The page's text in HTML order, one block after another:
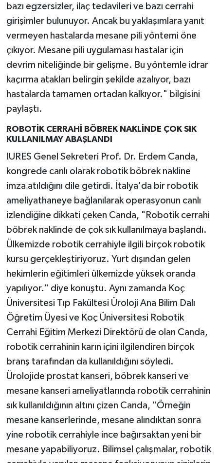
bazı egzersizler, ilaç tedavileri ve bazı cerrahi
girişimler bulunuyor. Ancak bu yaklaşımlara yanıt
vermeyen hastalarda mesane pili yöntemi öne
çıkıyor. Mesane pili uygulaması hastalar için
devrim niteliğinde bir gelişme. Bu yöntemle idrar
kaçırma atakları belirgin şekilde azalıyor, bazı
hastalarda tamamen ortadan kalkıyor." bilgisini
paylaştı.
ROBOTİK CERRAHİ BÖBREK NAKLİNDE ÇOK SIK
KULLANILMAY ABAŞLANDI
IURES Genel Sekreteri Prof. Dr. Erdem Canda,
kongrede canlı olarak robotik böbrek nakline
imza atıldığını dile getirdi. İtalya'da bir robotik
ameliyathaneye bağlanılarak operasyonun canlı
izlendiğine dikkati çeken Canda, "Robotik cerrahi
böbrek naklinde de çok sık kullanılmaya başlandı.
Ülkemizde robotik cerrahiyle ilgili birçok robotik
kursu gerçekleştiriyoruz. Yurt dışından gelen
hekimlerin eğitimleri ülkemizde yüksek oranda
yapılıyor." diye konuştu. Aynı zamanda Koç
Üniversitesi Tıp Fakültesi Üroloji Ana Bilim Dalı
Öğretim Üyesi ve Koç Üniversitesi Robotik
Cerrahi Eğitim Merkezi Direktörü de olan Canda,
robotik cerrahinin karın içini ilgilendiren birçok
branş tarafından da kullanıldığını söyledi.
Ürolojide prostat kanseri, böbrek kanseri ve
mesane kanseri ameliyatlarında robotik cerrahinin
sık kullanıldığının altını çizen Canda, "Örneğin
mesane kanserlerinde, mesane alındıktan sonra
yine robotik cerrahiyle ince bağırsaktan yeni bir
mesane yapabiliyoruz. Bilimsel çalışmalar, robotik